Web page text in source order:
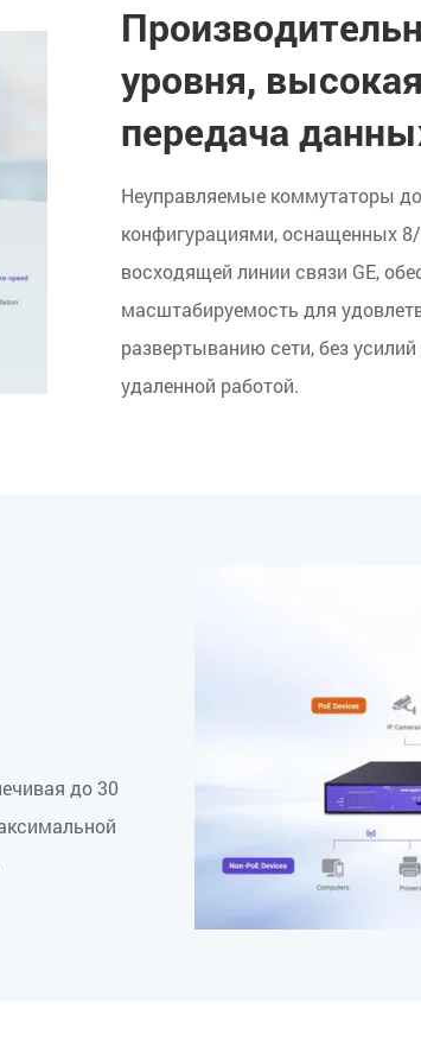
уровня,
передача
Неуправляемые коммутаторы
конфигурациями, оснащенных
восходящей линии связи GE,
масштабируемость для
развертыванию сети, без
удаленной работой.
до 30